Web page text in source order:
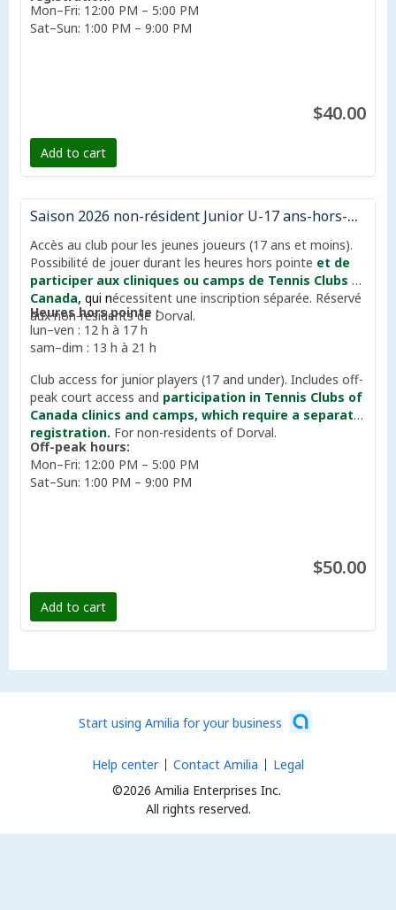
Mon–Fri: 12:00 PM – 5:00 PM
Sat–Sun: 1:00 PM – 9:00 PM
$40.00
Add to cart
Saison 2026 non-résident Junior U-17 ans-hors-pointe| 2026 Season non-resident Junior U-17 off-peak
Accès au club pour les jeunes joueurs (17 ans et moins).
Possibilité de jouer durant les heures hors pointe et de
participer aux cliniques ou camps de Tennis Clubs of
Canada, qui nécessitent une inscription séparée. Réservé
aux non-résidents de Dorval.
Heures hors pointe :
lun–ven : 12 h à 17 h
sam–dim : 13 h à 21 h
Club access for junior players (17 and under). Includes off-
peak court access and participation in Tennis Clubs of
Canada clinics and camps, which require a separate
registration. For non-residents of Dorval.
Off-peak hours:
Mon–Fri: 12:00 PM – 5:00 PM
Sat–Sun: 1:00 PM – 9:00 PM
$50.00
Add to cart
Start using Amilia for your business
©2026 Amilia Enterprises Inc.
All rights reserved.
Help center Contact Amilia Legal